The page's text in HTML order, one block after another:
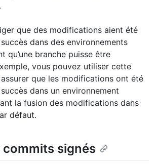
que des modifications aient été
dans des environnements
qu’une branche puisse être
vous pouvez utiliser cette
que les modifications ont été
dans un environnement
la fusion des modifications dans
défaut.
commits signés